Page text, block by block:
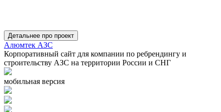
Детальнее про проект
Алюмтек АЗС
Корпоративный сайт для компании по ребрендингу и
строительству АЗС на территории России и СНГ
мобильная версия